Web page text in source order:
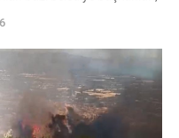
AK Parti’yi tercih etti.
Merkezi’nde
üç belediye başkanı
ilan etti ve partinin
buluştu. Katılımlar ve
CHP’den ayrılarak AK
isimler:...